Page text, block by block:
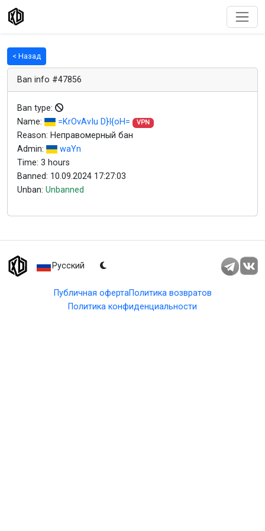
< Назад
Ban info #47856
Ban type:
Name:
=KrOvAvIu D}I{oH= VPN
Reason: Неправомерный бан
Admin:
waYn
Time: 3 hours
Banned: 10.09.2024 17:27:03
Unban: Unbanned
Русский
Публичная офертаПолитика возвратов
Политика конфиденциальности